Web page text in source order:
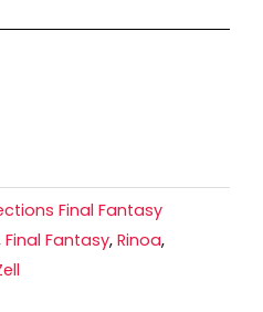
Final Fantasy
Final Fantasy, Rinoa,